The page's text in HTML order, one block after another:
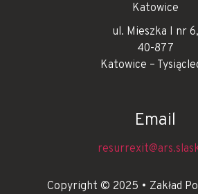
Katowice
ul. Mieszka I nr 6,
40-877
Katowice –
Email
Copyright © 2025 • Zakład